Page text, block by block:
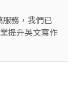
務，我們已
提升英文寫作